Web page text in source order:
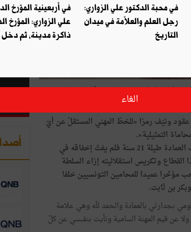
يوم 6 جويلية الجاري عميدا للهيئة الوطنية للمحامين لمدّة ثلاث سنوات
ونيّف رمزا «للخطّ المهني المستقلّ عن أيّ
التمثيلية«.
ولعلّ ما يميّز الأستاذ إبراهيم بودربالة مثابرته على الترشّح لمنصب العمادة طيلة 21 سنة فلم يفتّ إخفاقه في
وتكريس استقلاليته إزاء السلطة
مؤخّرا عميدا للمحامين التونسيين خلفا
بجدارتي بالعمادة والحمد للّه وهي علامة
عن قيم المهنة السامية ونأيت بنفــسي عن كلّ
في محبة الدكتور علي الزواري:
رجل العلم والعلاّمة في ميدان
التاريخ
في أربعينية المؤرخ
علي الزواري: المؤرخ
ذاكرة مدينة، ثم دخل
الغاء